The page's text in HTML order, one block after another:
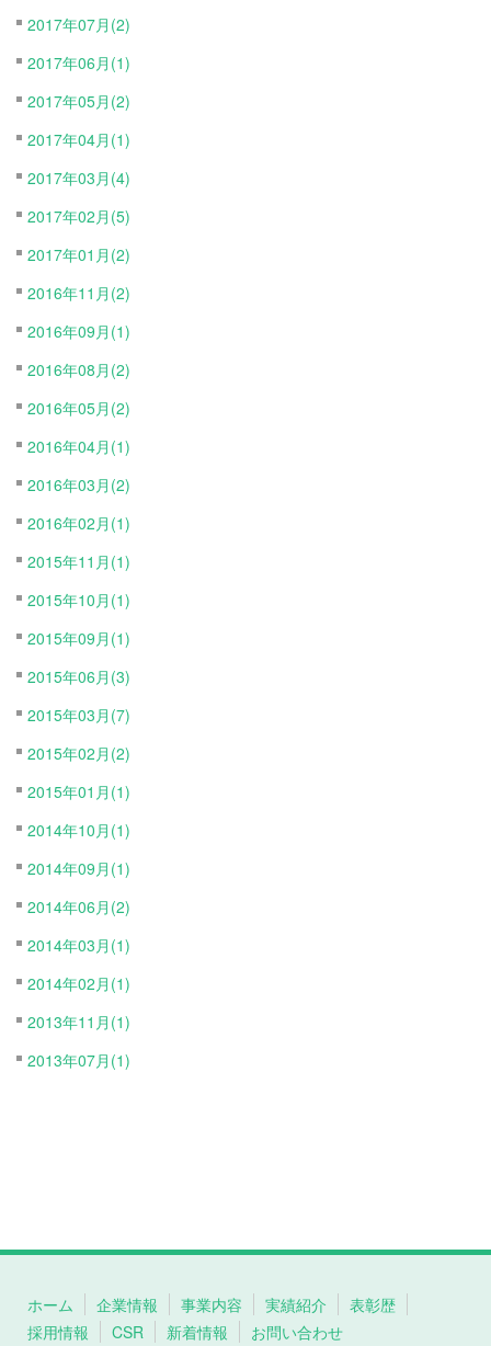
2017年07月(2)
2017年06月(1)
2017年05月(2)
2017年04月(1)
2017年03月(4)
2017年02月(5)
2017年01月(2)
2016年11月(2)
2016年09月(1)
2016年08月(2)
2016年05月(2)
2016年04月(1)
2016年03月(2)
2016年02月(1)
2015年11月(1)
2015年10月(1)
2015年09月(1)
2015年06月(3)
2015年03月(7)
2015年02月(2)
2015年01月(1)
2014年10月(1)
2014年09月(1)
2014年06月(2)
2014年03月(1)
2014年02月(1)
2013年11月(1)
2013年07月(1)
ホーム 企業情報 事業内容 実績紹介
表彰歴
採用情報
CSR 新着情報 お問い合わせ